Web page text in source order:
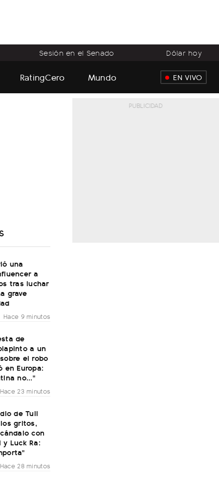
Sesión en el Senado Dólar hoy
RatingCero Mundo EN VIVO
una
a
tras luchar
grave
Hace 9 minutos
de
a un
el robo
en Europa:
no..."
Hace 23 minutos
de Tuli
gritos,
con
Luck Ra:
Hace 28 minutos